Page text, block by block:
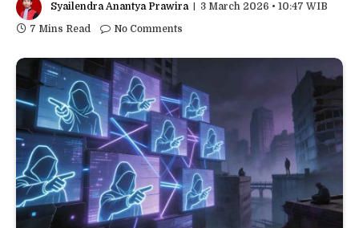
Syailendra Anantya Prawira
3 March 2026 • 10:47 WIB
7 Mins Read
No Comments